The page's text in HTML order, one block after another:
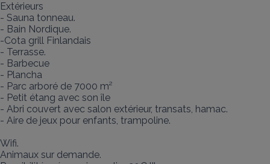
Extérieurs
- Sauna tonneau.
- Bain Nordique.
-Cota grill Finlandais
- Terrasse.
- Barbecue
- Plancha
- Parc arboré de 7000 m²
- Petit étang avec son île
- Abri couvert avec salon extérieur, transats, hamac.
- Aire de jeux pour enfants, trampoline.
Wifi.
Animaux sur demande.